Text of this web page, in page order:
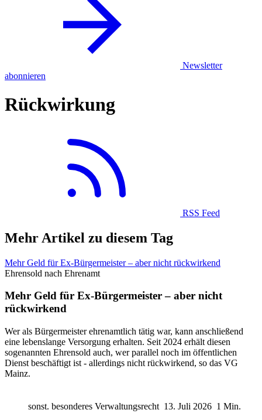
Newsletter
abonnieren
Rückwirkung
RSS Feed
Mehr Artikel zu diesem Tag
Mehr Geld für Ex-Bürgermeister – aber nicht rückwirkend
Ehrensold nach Ehrenamt
Mehr Geld für Ex-Bürgermeister – aber nicht
rückwirkend
Wer als Bürgermeister ehrenamtlich tätig war, kann anschließend
eine lebenslange Versorgung erhalten. Seit 2024 erhält diesen
sogenannten Ehrensold auch, wer parallel noch im öffentlichen
Dienst beschäftigt ist - allerdings nicht rückwirkend, so das VG
Mainz.
sonst. besonderes Verwaltungsrecht 13. Juli 2026 1 Min.